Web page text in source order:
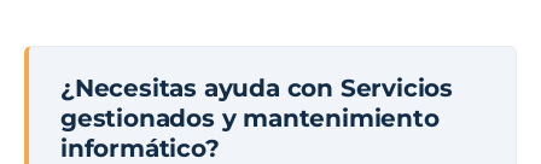
¿Necesitas ayuda con Servicios
gestionados y mantenimiento
informático?